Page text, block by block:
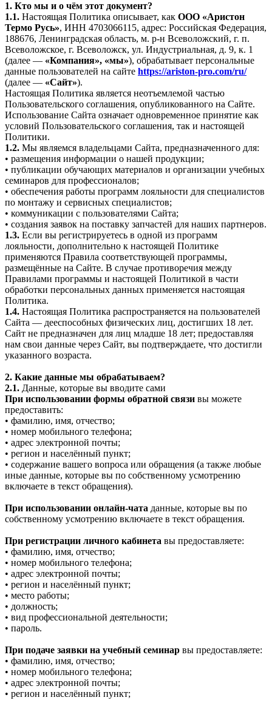
1. Кто мы и о чём этот документ?
1.1. Настоящая Политика описывает, как ООО «Аристон
Термо Русь», ИНН 4703066115, адрес: Российская Федерация,
188676, Ленинградская область, м. р-н Всеволожский, г. п.
Всеволожское, г. Всеволожск, ул. Индустриальная, д. 9, к. 1
(далее — «Компания», «мы»), обрабатывает персональные
данные пользователей на сайте https://ariston-pro.com/ru/
(далее — «Сайт»).
Настоящая Политика является неотъемлемой частью
Пользовательского соглашения, опубликованного на Сайте.
Использование Сайта означает одновременное принятие как
условий Пользовательского соглашения, так и настоящей
Политики.
1.2. Мы являемся владельцами Сайта, предназначенного для:
• размещения информации о нашей продукции;
• публикации обучающих материалов и организации учебных
семинаров для профессионалов;
• обеспечения работы программ лояльности для специалистов
по монтажу и сервисных специалистов;
• коммуникации с пользователями Сайта;
• создания заявок на поставку запчастей для наших партнеров.
1.3. Если вы регистрируетесь в одной из программ
лояльности, дополнительно к настоящей Политике
применяются Правила соответствующей программы,
размещённые на Сайте. В случае противоречия между
Правилами программы и настоящей Политикой в части
обработки персональных данных применяется настоящая
Политика.
1.4. Настоящая Политика распространяется на пользователей
Сайта — дееспособных физических лиц, достигших 18 лет.
Сайт не предназначен для лиц младше 18 лет; предоставляя
нам свои данные через Сайт, вы подтверждаете, что достигли
указанного возраста.
2. Какие данные мы обрабатываем?
2.1. Данные, которые вы вводите сами
При использовании формы обратной связи вы можете
предоставить:
• фамилию, имя, отчество;
• номер мобильного телефона;
• адрес электронной почты;
• регион и населённый пункт;
• содержание вашего вопроса или обращения (а также любые
иные данные, которые вы по собственному усмотрению
включаете в текст обращения).
При использовании онлайн-чата данные, которые вы по
собственному усмотрению включаете в текст обращения.
При регистрации личного кабинета вы предоставляете:
• фамилию, имя, отчество;
• номер мобильного телефона;
• адрес электронной почты;
• регион и населённый пункт;
• место работы;
• должность;
• вид профессиональной деятельности;
• пароль.
При подаче заявки на учебный семинар вы предоставляете:
• фамилию, имя, отчество;
• номер мобильного телефона;
• адрес электронной почты;
• регион и населённый пункт;